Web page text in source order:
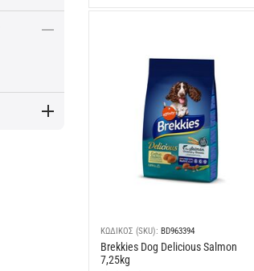
ΚΩΔΙΚΟΣ (SKU): BD963394
Brekkies Dog Delicious Salmon
7,25kg